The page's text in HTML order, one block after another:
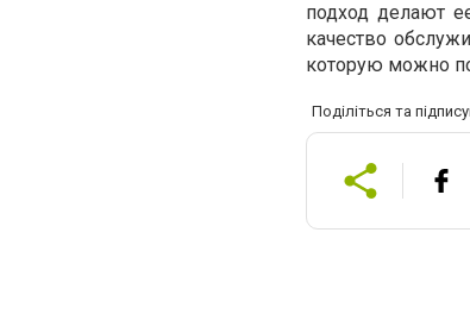
подход делают
качество
которую можно
Поділіться та